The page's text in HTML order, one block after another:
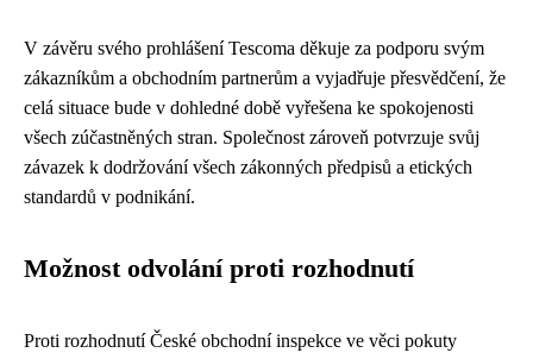
V závěru svého prohlášení Tescoma děkuje za podporu svým
zákazníkům a obchodním partnerům a vyjadřuje přesvědčení, že
celá situace bude v dohledné době vyřešena ke spokojenosti
všech zúčastněných stran. Společnost zároveň potvrzuje svůj
závazek k dodržování všech zákonných předpisů a etických
standardů v podnikání.
Možnost odvolání proti rozhodnutí
Proti rozhodnutí České obchodní inspekce ve věci pokuty